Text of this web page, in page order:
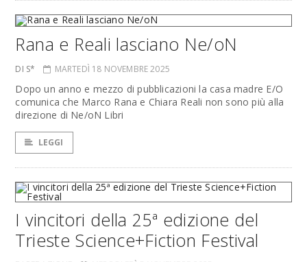
Rana e Reali lasciano Ne/oN
DI S* MARTEDÌ 18 NOVEMBRE 2025
Dopo un anno e mezzo di pubblicazioni la casa madre E/O
comunica che Marco Rana e Chiara Reali non sono più alla
direzione di Ne/oN Libri
LEGGI
I vincitori della 25ª edizione del
Trieste Science+Fiction Festival